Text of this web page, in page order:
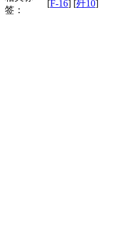
签：
[F-16] [歼10]